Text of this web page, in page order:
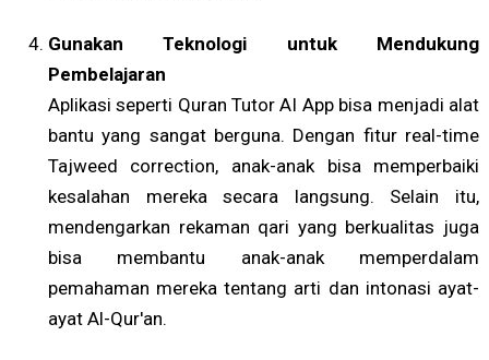
Gunakan Teknologi untuk Mendukung
Pembelajaran
Aplikasi seperti Quran Tutor AI App bisa menjadi alat
bantu yang sangat berguna. Dengan fitur real-time
Tajweed correction, anak-anak bisa memperbaiki
kesalahan mereka secara langsung. Selain itu,
mendengarkan rekaman qari yang berkualitas juga
bisa membantu anak-anak memperdalam
pemahaman mereka tentang arti dan intonasi ayat-
ayat Al-Qur'an.